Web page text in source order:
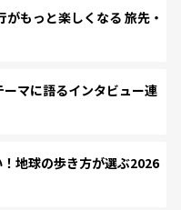
もっと楽しくなる 旅先・
マに語るインタビュー連
地球の歩き方が選ぶ2026